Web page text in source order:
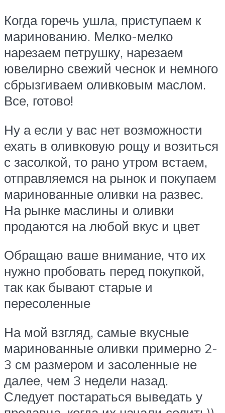
Когда горечь ушла, приступаем к
маринованию. Мелко-мелко
нарезаем петрушку, нарезаем
ювелирно свежий чеснок и немного
сбрызгиваем оливковым маслом.
Все, готово!
Ну а если у вас нет возможности
ехать в оливковую рощу и возиться
с засолкой, то рано утром встаем,
отправляемся на рынок и покупаем
маринованные оливки на развес.
На рынке маслины и оливки
продаются на любой вкус и цвет
Обращаю ваше внимание, что их
нужно пробовать перед покупкой,
так как бывают старые и
пересоленные
На мой взгляд, самые вкусные
маринованные оливки примерно 2-
3 см размером и засоленные не
далее, чем 3 недели назад.
Следует постараться выведать у